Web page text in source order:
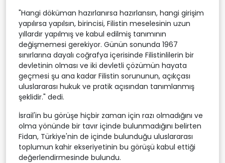
"Hangi döküman hazırlanırsa hazırlansın, hangi girişim
yapılırsa yapılsın, birincisi, Filistin meselesinin uzun
yıllardır yapılmış ve kabul edilmiş tanımının
değişmemesi gerekiyor. Günün sonunda 1967
sınırlarına dayalı coğrafya içerisinde Filistinlilerin bir
devletinin olması ve iki devletli çözümün hayata
geçmesi şu ana kadar Filistin sorununun, açıkçası
uluslararası hukuk ve pratik açısından tanımlanmış
şeklidir." dedi.
İsrail'in bu görüşe hiçbir zaman için razı olmadığını ve
olma yönünde bir tavır içinde bulunmadığını belirten
Fidan, Türkiye'nin de içinde bulunduğu uluslararası
toplumun kahir ekseriyetinin bu görüşü kabul ettiği
değerlendirmesinde bulundu.